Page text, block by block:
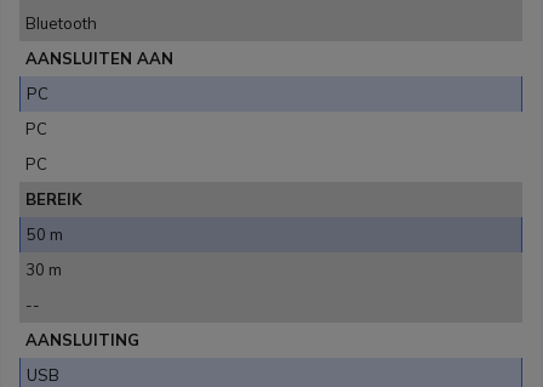
Bluetooth
AANSLUITEN AAN
PC
PC
PC
BEREIK
50 m
30 m
--
AANSLUITING
USB